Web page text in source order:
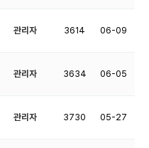
관리자 3614 06-09
관리자 3634 06-05
관리자 3730 05-27